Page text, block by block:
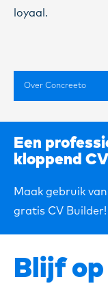
loyaal.
Over Concreeto
Een
kloppend
Maak gebruik
gratis CV Builder!
Blijf